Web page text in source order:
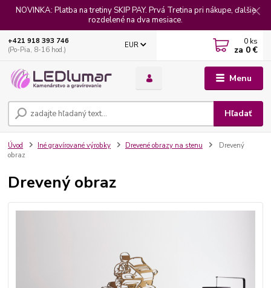
NOVINKA: Platba na tretiny SKIP PAY. Prvá Tretina pri nákupe, ďalšie
rozdelené na dva mesiace.
Menu
EUR
Hľadať
+421 918 393 746
(Po-Pia, 8-16 hod.)
0 ks
za 0 €
Úvod Iné gravírované výrobky Drevené obrazy na stenu
Drevený
obraz
Drevený obraz